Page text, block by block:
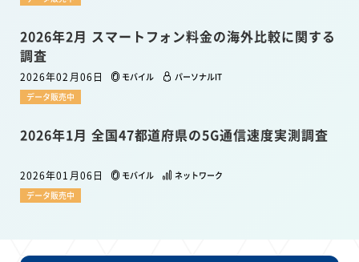
2026年2月 スマートフォン料金の海外比較に関する
調査
2026年02月06日 モバイル
パーソナルIT
データ販売中
2026年1月 全国47都道府県の5G通信速度実測調査
2026年01月06日 モバイル
ネットワーク
データ販売中